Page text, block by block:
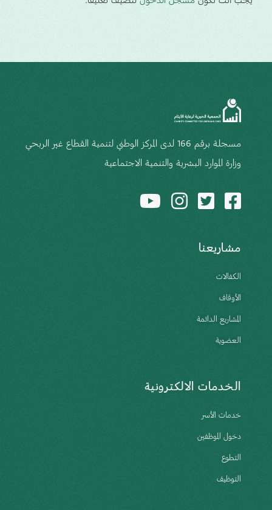
مسجلة برقم 166 لدى المركز الوطني لتنمية القطاع غير الربحي
وزارة الموارد البشرية والتنمية الاجتماعية
مشاريعنا
الكفالات
الأوقاف
المشاريع الدائمة
العضوية
الخدمات الالكترونية
خدمات الأسر
دخول الموظفين
التطوع
التوظيف